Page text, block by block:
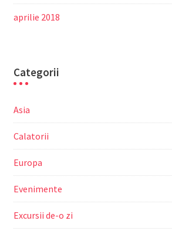
aprilie 2018
Categorii
Asia
Calatorii
Europa
Evenimente
Excursii de-o zi